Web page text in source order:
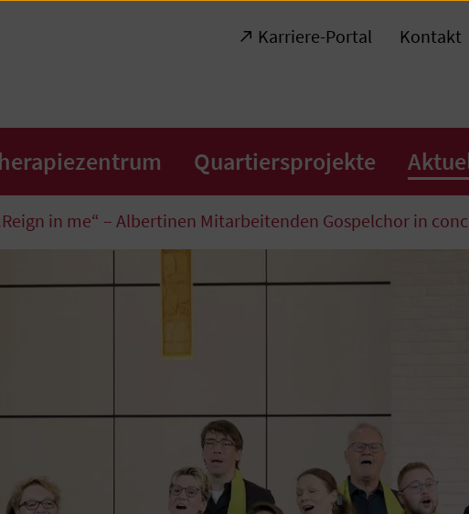
Karriere-Portal Kontakt
Quartiersprojekte
in me“ – Albertinen Mitarbeitenden Gospelchor in